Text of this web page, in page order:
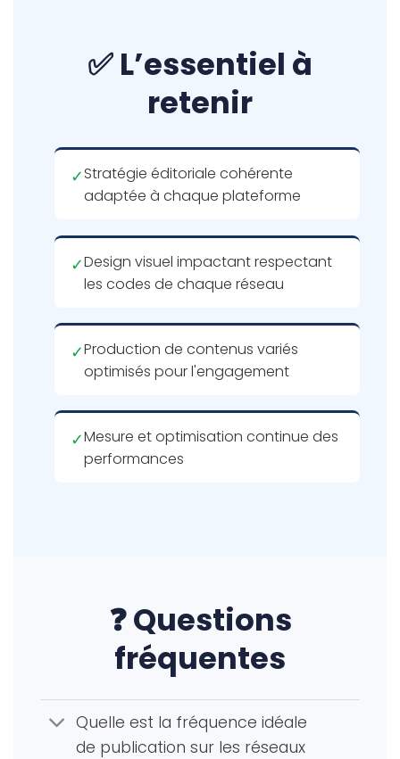
✅ L’essentiel à
retenir
✓Stratégie éditoriale cohérente
adaptée à chaque plateforme
✓Design visuel impactant respectant
les codes de chaque réseau
✓Production de contenus variés
optimisés pour l'engagement
✓Mesure et optimisation continue des
performances
❓ Questions
fréquentes
Quelle est la fréquence idéale
de publication sur les réseaux